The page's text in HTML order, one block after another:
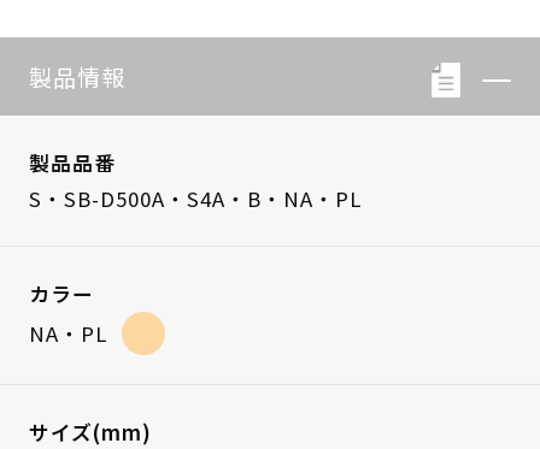
製品情報
製品品番
S・SB-D500A・S4A・B・NA・PL
カラー
NA・PL
サイズ(mm)